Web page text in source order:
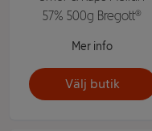
57% 500g Bregott®
Mer info
Välj butik